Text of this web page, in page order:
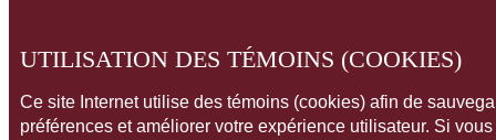
UTILISATION DES TÉMOINS (COOKIES)
Ce site Internet utilise des témoins (cookies) afin de
préférences et améliorer votre expérience utilisateur. Si